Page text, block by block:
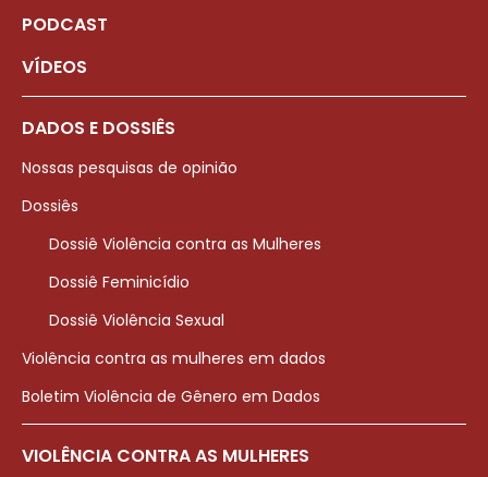
PODCAST
VÍDEOS
DADOS E DOSSIÊS
Nossas pesquisas de opinião
Dossiês
Dossiê Violência contra as Mulheres
Dossiê Feminicídio
Dossiê Violência Sexual
Violência contra as mulheres em dados
Boletim Violência de Gênero em Dados
VIOLÊNCIA CONTRA AS MULHERES